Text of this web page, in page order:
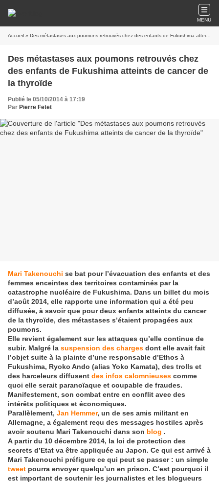
MENU
Accueil » Des métastases aux poumons retrouvés chez des enfants de Fukushima atteints de cancer de la thyroïde
Des métastases aux poumons retrouvés chez
des enfants de Fukushima atteints de cancer de
la thyroïde
Publié le 05/10/2014 à 17:19
Par Pierre Fetet
Mari Takenouchi se bat pour l’évacuation des enfants et des
femmes enceintes des territoires contaminés par la
catastrophe nucléaire de Fukushima. Dans un billet du mois
d’août 2014, elle rapporte une information qui a été peu
diffusée, à savoir que pour deux enfants atteints du cancer
de la thyroïde, des métastases s’étaient propagées aux
poumons.
Elle revient également sur les attaques qu’elle continue de
subir. Malgré la suspension des charges dont elle avait fait
l’objet suite à la plainte d’une responsable d’Ethos à
Fukushima, Ryoko Ando (alias Yoko Kamata), des trolls et
des harceleurs diffusent des infos calomnieuses comme
quoi elle serait paranoïaque et coupable de fraudes.
Manifestement, son combat entre en conflit avec des
intérêts politiques et économiques.
Parallèlement, Jan Hemmer, un de ses amis militant en
Allemagne, a également reçu des messages hostiles après
avoir soutenu Mari Takenouchi dans son blog .
A partir du 10 décembre 2014, la loi de protection des
secrets d’Etat va être appliquée au Japon. Ce qui est arrivé à
Mari Takenouchi préfigure ce qui peut se passer : un simple
tweet pourra envoyer quelqu’un en prison. C’est pourquoi il
est important de soutenir les journalistes et les blogueurs